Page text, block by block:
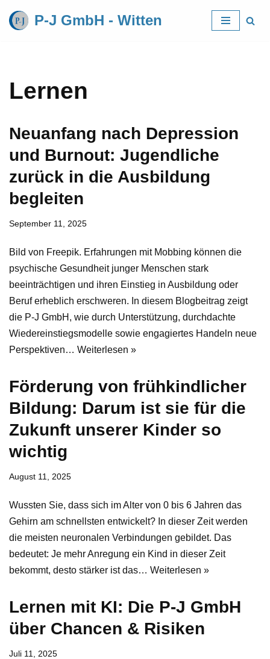
Zum
P-J GmbH - Witten
Lernen
Neuanfang nach Depression
und Burnout: Jugendliche
zurück in die Ausbildung
begleiten
September 11, 2025
Bild von Freepik. Erfahrungen mit Mobbing können die
psychische Gesundheit junger Menschen stark
beeinträchtigen und ihren Einstieg in Ausbildung oder
Beruf erheblich erschweren. In diesem Blogbeitrag zeigt
die P-J GmbH, wie durch Unterstützung, durchdachte
Wiedereinstiegsmodelle sowie engagiertes Handeln neue
Perspektiven… Weiterlesen »
Förderung von frühkindlicher
Bildung: Darum ist sie für die
Zukunft unserer Kinder so
wichtig
August 11, 2025
Wussten Sie, dass sich im Alter von 0 bis 6 Jahren das
Gehirn am schnellsten entwickelt? In dieser Zeit werden
die meisten neuronalen Verbindungen gebildet. Das
bedeutet: Je mehr Anregung ein Kind in dieser Zeit
bekommt, desto stärker ist das… Weiterlesen »
Lernen mit KI: Die P-J GmbH
über Chancen & Risiken
Juli 11, 2025